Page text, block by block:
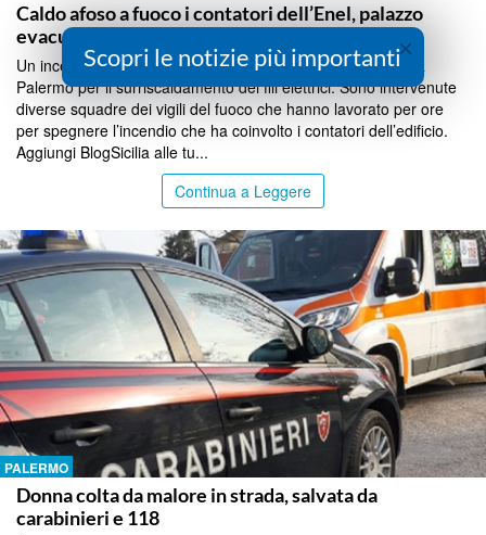
Caldo afoso a fuoco i contatori dell’Enel, palazzo
evacuato e residenti intossicati
Un incendio è divampato in una palazzina di via Maqueda a
Palermo per il surriscaldamento dei fili elettrici. Sono intervenute
diverse squadre dei vigili del fuoco che hanno lavorato per ore
per spegnere l’incendio che ha coinvolto i contatori dell’edificio.
Aggiungi BlogSicilia alle tu...
Continua a Leggere
PALERMO
Donna colta da malore in strada, salvata da
carabinieri e 118
×
Scopri le notizie più importanti